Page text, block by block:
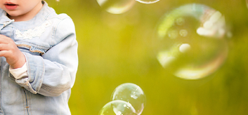
Ékszer -retusálási szolgáltatások AI Képzési Adatok